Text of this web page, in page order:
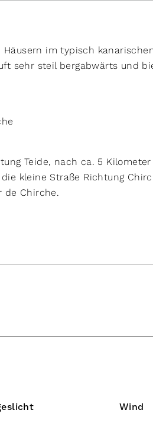
im typisch
sehr steil bergabwärts und
Teide, nach ca. 5
kleine Straße Richtung
de Chirche.
Wind